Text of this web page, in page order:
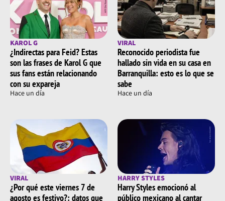
KAROL G
¿Indirectas para Feid? Estas
son las frases de Karol G que
sus fans están relacionando
con su expareja
Hace un día
VIRAL
Reconocido periodista fue
hallado sin vida en su casa en
Barranquilla: esto es lo que se
sabe
Hace un día
VIRAL
¿Por qué este viernes 7 de
agosto es festivo?: datos que
HARRY STYLES
Harry Styles emocionó al
público mexicano al cantar